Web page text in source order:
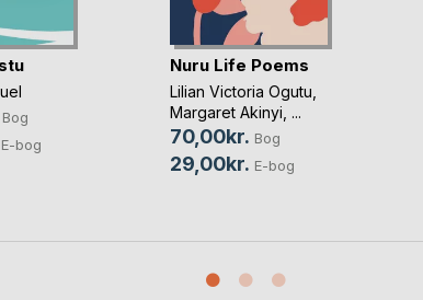
Bog
E-bog
Nuru Life Poems
Lilian Victoria Ogutu,
Margaret Akinyi, ...
70,00kr. Bog
29,00kr. E-bog